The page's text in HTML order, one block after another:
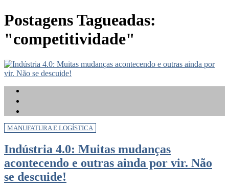
Postagens Tagueadas:
"competitividade"
MANUFATURA E LOGÍSTICA
Indústria 4.0: Muitas mudanças
acontecendo e outras ainda por vir. Não
se descuide!